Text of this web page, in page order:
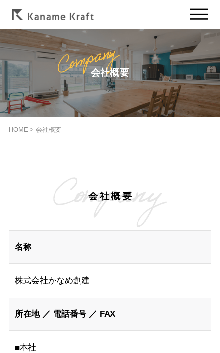
会社概要
HOME > 会社概要
会社概要
名称
株式会社かなめ創建
所在地 ／ 電話番号 ／ FAX
■本社